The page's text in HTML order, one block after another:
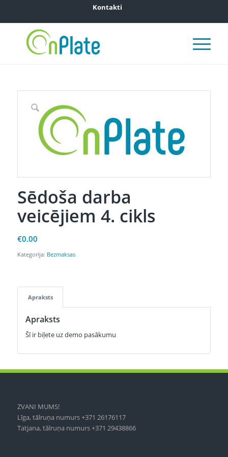
Kontakti
Sēdoša darba
veicējiem 4. cikls
€0.00
Kategorija: Bezmaksas
Apraksts
Apraksts
Šī ir biļete uz demo pasākumu
ZVANI MUMS!
Līga, tālruņa numurs +371 26176117
Tatjana, tālruņa numurs +371 29438866